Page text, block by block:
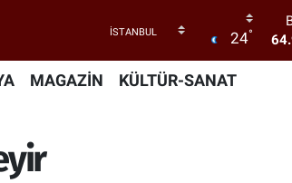
24°
MAGAZİN KÜLTÜR-SANAT